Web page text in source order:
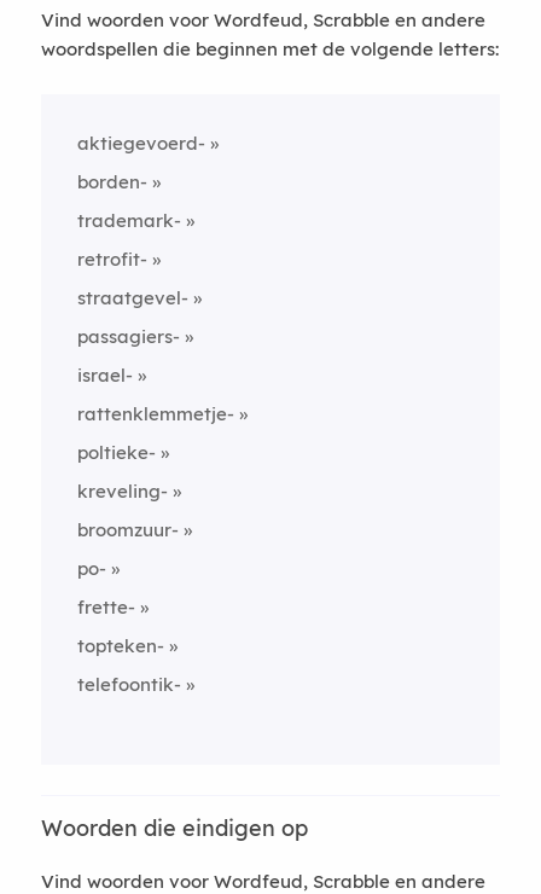
Vind woorden voor Wordfeud, Scrabble en andere
woordspellen die beginnen met de volgende letters:
aktiegevoerd-
borden-
trademark-
retrofit-
straatgevel-
passagiers-
israel-
rattenklemmetje-
poltieke-
kreveling-
broomzuur-
po-
frette-
topteken-
telefoontik-
Woorden die eindigen op
Vind woorden voor Wordfeud, Scrabble en andere